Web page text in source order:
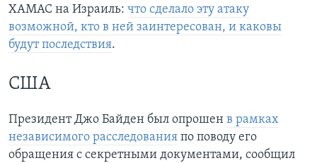
ХАМАС на Израиль: что сделало эту атаку
возможной, кто в ней заинтересован, и каковы
будут последствия.
США
Президент Джо Байден был опрошен в рамках
независимого расследования по поводу его
обращения с секретными документами, сообщил